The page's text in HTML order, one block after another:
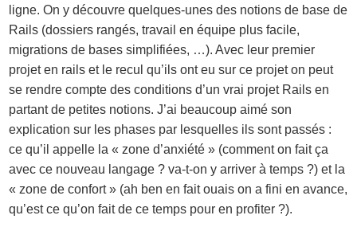
ligne. On y découvre quelques-unes des notions de base de
Rails (dossiers rangés, travail en équipe plus facile,
migrations de bases simplifiées, …). Avec leur premier
projet en rails et le recul qu’ils ont eu sur ce projet on peut
se rendre compte des conditions d’un vrai projet Rails en
partant de petites notions. J’ai beaucoup aimé son
explication sur les phases par lesquelles ils sont passés :
ce qu’il appelle la « zone d’anxiété » (comment on fait ça
avec ce nouveau langage ? va-t-on y arriver à temps ?) et la
« zone de confort » (ah ben en fait ouais on a fini en avance,
qu’est ce qu’on fait de ce temps pour en profiter ?).